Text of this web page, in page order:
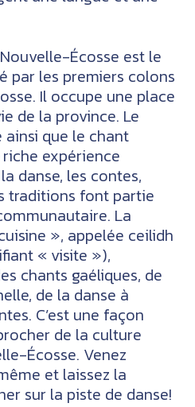
Écosse est le
par les premiers colons
Il occupe une place
de la province. Le
que le chant
expérience
danse, les contes,
traditions font partie
La
», appelée ceilidh
« visite »),
chants gaéliques, de
de la danse à
C’est une façon
de la culture
Écosse. Venez
et laissez la
sur la piste de danse!